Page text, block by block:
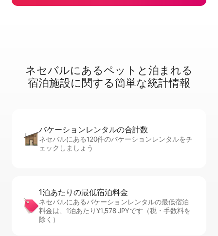
ネセバルに⁠あ⁠るペ⁠ッ⁠ト⁠と泊⁠ま⁠れ⁠る
宿⁠泊⁠施⁠設⁠に関⁠す⁠る簡⁠単⁠な統⁠計⁠情⁠報
バケーションレ⁠ン⁠タ⁠ル⁠の合⁠計⁠数
ネセバルにある120件のバケーションレンタルをチ
ェックしましょう
1泊あたりの最⁠低⁠宿⁠泊⁠料⁠金
ネセバルにあるバケーションレンタルの最低宿泊
料金は、1泊あたり¥1,578 JPYです（税・手数料を
除く）